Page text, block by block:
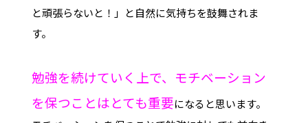
と頑張らないと！」と自然に気持ちを鼓舞されま
す。
勉強を続けていく上で、モチベーション
を保つことはとても重要になると思います。